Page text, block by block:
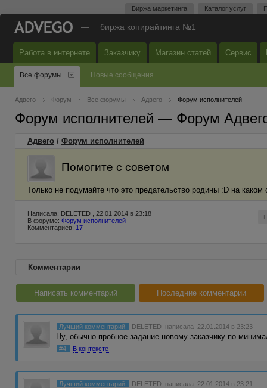
Биржа маркетинга Каталог услуг
— биржа копирайтинга №1
Работа в интернете Заказчику Магазин статей Сервис
Все форумы Новые сообщения
Адвего Форум Все форумы Адвего Форум исполнителей
Форум исполнителей — Форум
Адвего / Форум исполнителей
Помогите с советом
Только не подумайте что это предательство родины :D на
Написала: DELETED , 22.01.2014 в 23:18
В форуме: Форум исполнителей
Комментариев: 17
Комментарии
Написать комментарий Последние комментарии
Лучший комментарий DELETED написала 22.01.2014 в 23:23
Ну, обычно пробное задание новому заказчику по
#4 В контексте
Лучший комментарий DELETED написала 22.01.2014 в 23:21